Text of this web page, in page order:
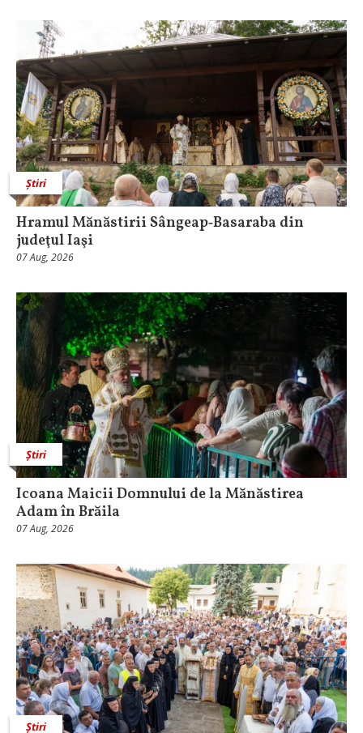
Știri
Hramul Mănăstirii Sângeap‑Basaraba din
judeţul Iaşi
07 Aug, 2026
Știri
Icoana Maicii Domnului de la Mănăstirea
Adam în Brăila
07 Aug, 2026
Știri